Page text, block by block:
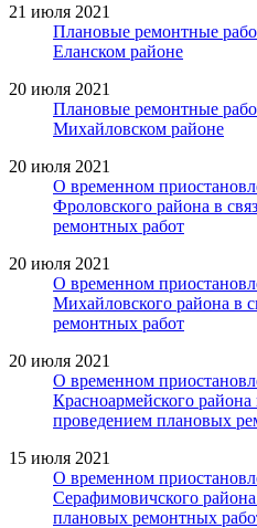
21 июля 2021
Плановые ремонтные
Еланском районе
20 июля 2021
Плановые ремонтные
Михайловском районе
20 июля 2021
О временном
Фроловского района в
ремонтных работ
20 июля 2021
О временном
Михайловского района в
ремонтных работ
20 июля 2021
О временном
Красноармейского района
проведением плановых
15 июля 2021
О временном
Серафимовичского
плановых ремонтных